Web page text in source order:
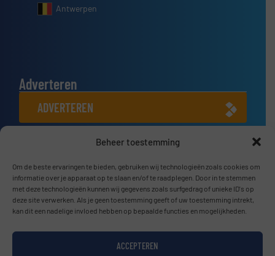
Beheer toestemming
Om de beste ervaringen te bieden, gebruiken wij technologieën zoals cookies om
informatie over je apparaat op te slaan en/of te raadplegen. Door in te stemmen
met deze technologieën kunnen wij gegevens zoals surfgedrag of unieke ID's op
deze site verwerken. Als je geen toestemming geeft of uw toestemming intrekt,
kan dit een nadelige invloed hebben op bepaalde functies en mogelijkheden.
ACCEPTEREN
Antwerpen
Adverteren
ADVERTEREN
Connect met ons
LINKEDIN
SCHRIJF JE NU IN